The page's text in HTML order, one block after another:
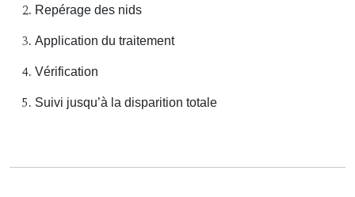
Repérage des nids
Application du traitement
Vérification
Suivi jusqu’à la disparition totale